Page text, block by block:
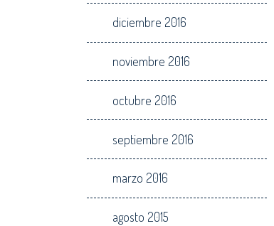
diciembre 2016
noviembre 2016
octubre 2016
septiembre 2016
marzo 2016
agosto 2015